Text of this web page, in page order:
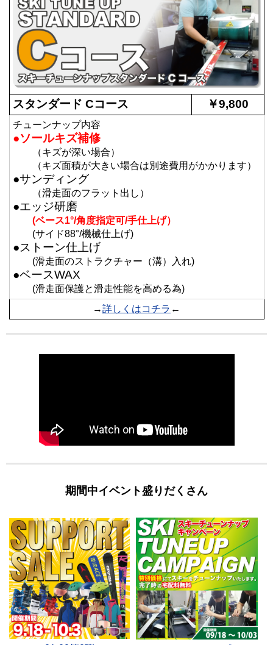
スタンダード Cコース ￥9,800
チューンナップ内容
●ソールキズ補修
（キズが深い場合）
（キズ面積が大きい場合は別途費用がかかります）
●サンディング
（滑走面のフラット出し）
●エッジ研磨
(ベース1°/角度指定可/手仕上げ）
(サイド88°/機械仕上げ)
●ストーン仕上げ
(滑走面のストラクチャー（溝）入れ)
●ベースWAX
(滑走面保護と滑走性能を高める為)
→詳しくはコチラ ←
期間中イベント盛りだくさん